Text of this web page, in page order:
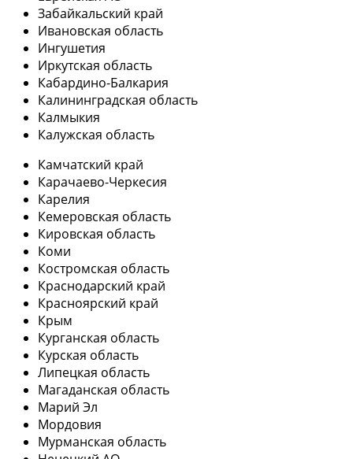
Забайкальский край
Ивановская область
Ингушетия
Иркутская область
Кабардино-Балкария
Калининградская область
Калмыкия
Калужская область
Камчатский край
Карачаево-Черкесия
Карелия
Кемеровская область
Кировская область
Коми
Костромская область
Краснодарский край
Красноярский край
Крым
Курганская область
Курская область
Липецкая область
Магаданская область
Марий Эл
Мордовия
Мурманская область